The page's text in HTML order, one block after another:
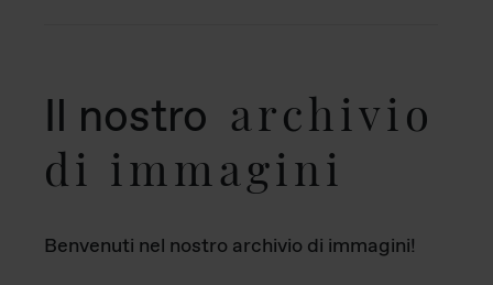
Il nostro archivio
di immagini
Benvenuti nel nostro archivio di immagini!